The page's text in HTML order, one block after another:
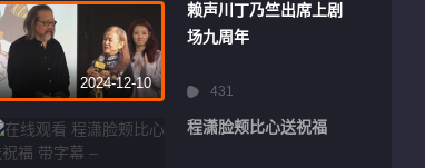
2024-12-10
赖声川丁乃竺出席上剧
场九周年
431
程潇脸颊比心送祝福